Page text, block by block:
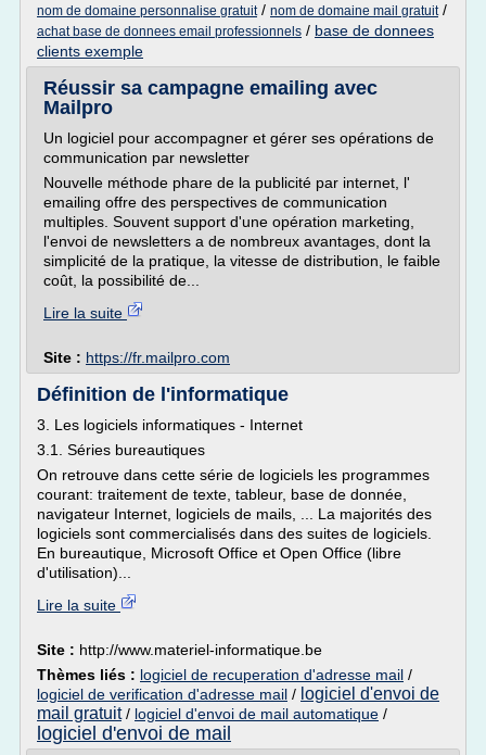
nom de domaine personnalise gratuit/ nom de domaine mail gratuit/
achat base de donnees email professionnels / base de donnees
clients exemple
Réussir sa campagne emailing avec
Mailpro
Un logiciel pour accompagner et gérer ses opérations de
communication par newsletter
Nouvelle méthode phare de la publicité par internet, l'
emailing offre des perspectives de communication
multiples. Souvent support d'une opération marketing,
l'envoi de newsletters a de nombreux avantages, dont la
simplicité de la pratique, la vitesse de distribution, le faible
coût, la possibilité de...
Lire la suite
Site : https://fr.mailpro.com
Définition de l'informatique
3. Les logiciels informatiques - Internet
3.1. Séries bureautiques
On retrouve dans cette série de logiciels les programmes
courant: traitement de texte, tableur, base de donnée,
navigateur Internet, logiciels de mails, ... La majorités des
logiciels sont commercialisés dans des suites de logiciels.
En bureautique, Microsoft Office et Open Office (libre
d'utilisation)...
Lire la suite
Site : http://www.materiel-informatique.be
Thèmes liés : logiciel de recuperation d'adresse mail /
logiciel de verification d'adresse mail / logiciel d'envoi de
mail gratuit/ logiciel d'envoi de mail automatique /
logiciel d'envoi de mail